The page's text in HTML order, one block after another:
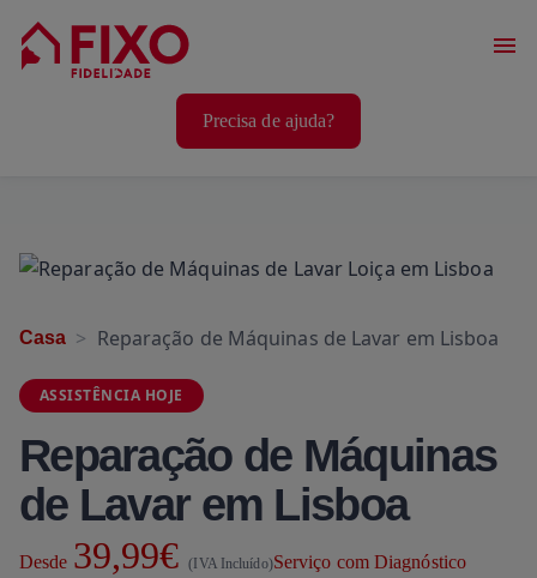
Serviços Casa
Precisa de ajuda?
Casa Reparação de Máquinas de Lavar em Lisboa
ASSISTÊNCIA HOJE
Reparação de Máquinas
de Lavar em Lisboa
Desde 39,99€(IVA Incluído)Serviço com Diagnóstico